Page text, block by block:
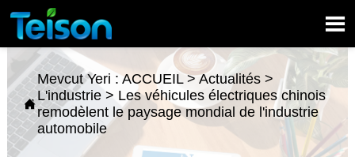


Mevcut Yeri :ACCUEIL>Actualités>
L'industrie> Les véhicules électriques chinois
remodèlent le paysage mondial de l'industrie
automobile